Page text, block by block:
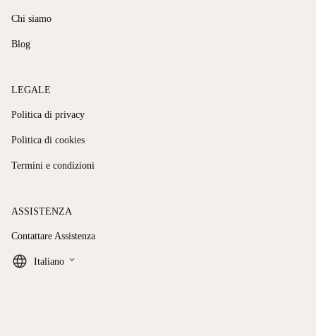
Chi siamo
Blog
LEGALE
Politica di privacy
Politica di cookies
Termini e condizioni
ASSISTENZA
Contattare Assistenza
Italiano keyboard_arrow_down